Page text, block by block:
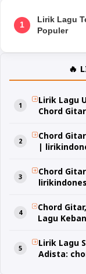
1
Lirik Lagu
Populer
🔥
Lirik Lagu
Chord
Chord
|
Chord
Chord
Lagu
Lirik Lagu
Adista: